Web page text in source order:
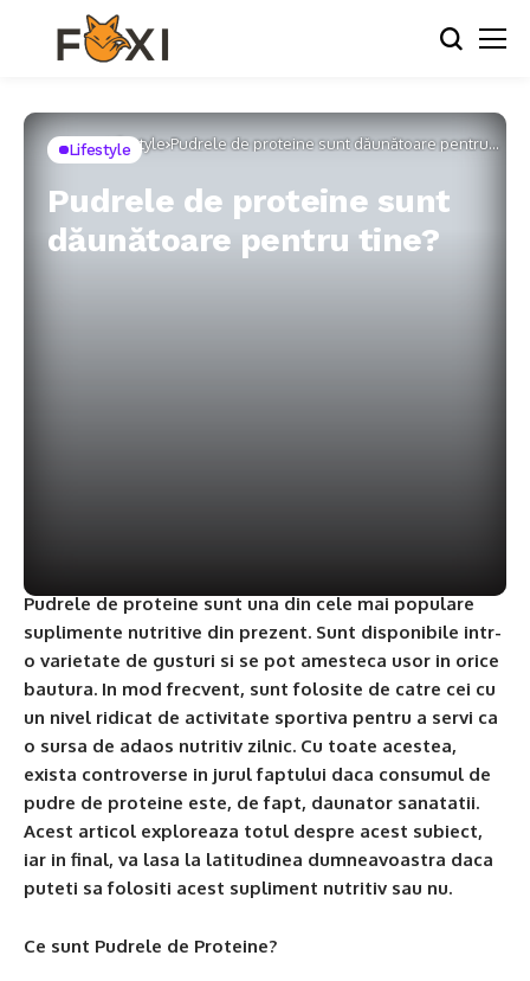
Home Lifestyle Pudrele de proteine ​​sunt dăunătoare pentru
Lifestyle
Pudrele de proteine ​​sunt
dăunătoare pentru tine?
Pudrele de proteine ​​sunt una din cele mai populare
suplimente nutritive din prezent. Sunt disponibile intr-
o varietate de gusturi si se pot amesteca usor in orice
bautura. In mod frecvent, sunt folosite de catre cei cu
un nivel ridicat de activitate sportiva pentru a servi ca
o sursa de adaos nutritiv zilnic. Cu toate acestea,
exista controverse in jurul faptului daca consumul de
pudre de proteine ​​este, de fapt, daunator sanatatii.
Acest articol exploreaza totul despre acest subiect,
iar in final, va lasa la latitudinea dumneavoastra daca
puteti sa folositi acest supliment nutritiv sau nu.
Ce sunt Pudrele de Proteine?